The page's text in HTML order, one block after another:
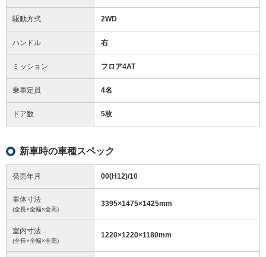
駆動方式 2WD
ハンドル 右
ミッション フロア4AT
乗車定員 4名
ドア数 5枚
新車時の車種スペック
発売年月 00(H12)/10
車体寸法
(全長×全幅×全高)
3395×1475×1425mm
室内寸法
(全長×全幅×全高)
1220×1220×1180mm